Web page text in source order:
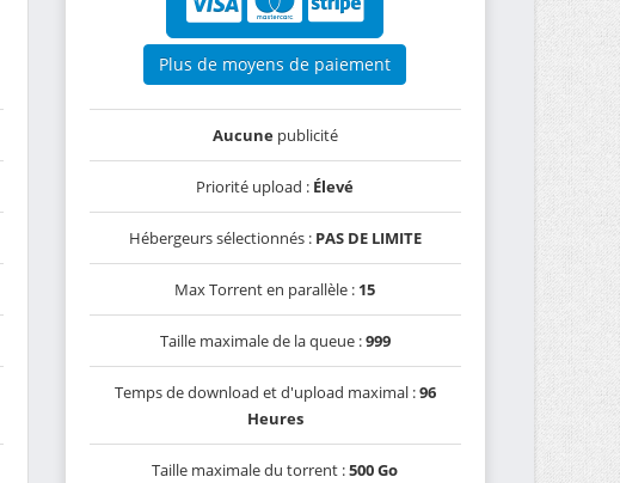
Plus de moyens de paiement
Aucunepublicité
Priorité upload : Élevé
Hébergeurs sélectionnés : PAS DE LIMITE
Max Torrent en parallèle : 15
Taille maximale de la queue :999
Temps de download et d'upload maximal :96
Heures
Taille maximale du torrent :500 Go